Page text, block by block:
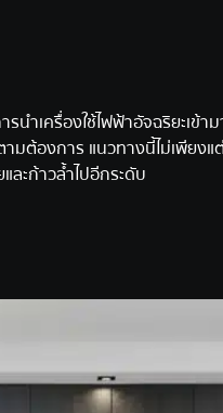
นำเครื่องใช้ไฟฟ้าอัจฉริยะเ
มต้องการ แนวทางนี้ไม่เพียง
ะก้าวล้ำไปอีกระดับ